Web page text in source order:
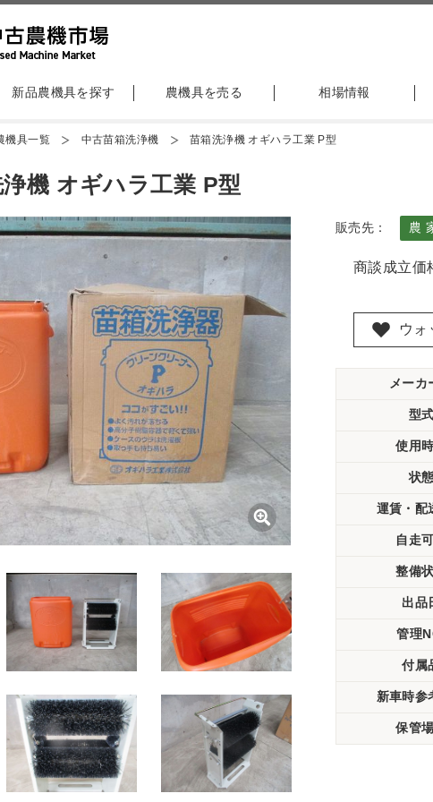
新品農機具を探す 農機具を売る 相場情報
機具一覧 中古苗箱洗浄機 苗箱洗浄機 オギハラ工業 P型
機 オギハラ工業 P型
販売先： 農
商談成立価
ウォ
メーカ
型式
使用
状態
運賃・配
自走
整備
出品
管理
付属
新車時参
保管